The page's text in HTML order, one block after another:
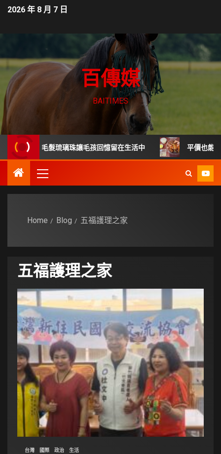
2026 年 8 月 7 日
百傳媒
BAITIMES
後寄託 毛髮琉璃珠讓毛孩回憶留在生活中 平價也能吃到
Home Blog 五福護理之家
五福護理之家
台灣 國際 政治 生活